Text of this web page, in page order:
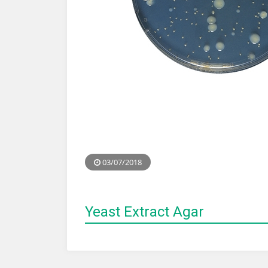
03/07/2018
Yeast Extract Agar